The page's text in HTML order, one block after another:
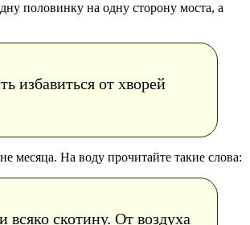
половинку на одну сторону моста, а
избавиться от хворей
месяца. На воду прочитайте такие слова:
скотину. От воздуха